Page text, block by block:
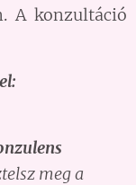
A konzultáció
meg a